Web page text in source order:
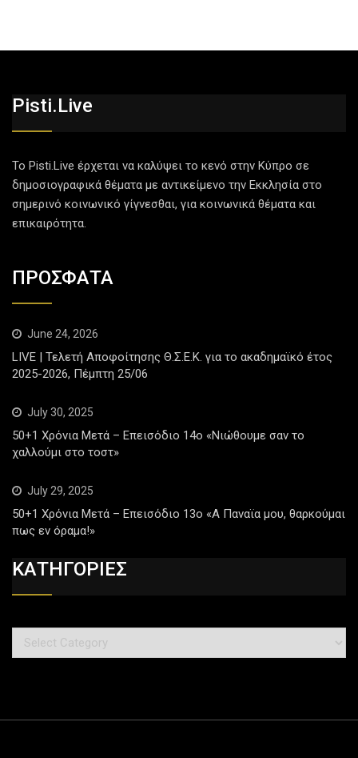
Pisti.live
Το Pisti.Live έρχεται να καλύψει το κενό στην Κύπρο σε
δημοσιογραφικά θέματα με αντικείμενο την Εκκλησία στο
σημερινό κοινωνικό γίγνεσθαι, για κοινωνικά θέματα και
επικαιρότητα.
ΠΡΟΣΦΑΤΑ
June 24, 2026
LIVE | Τελετή Αποφοίτησης Θ.Σ.Ε.Κ. για το ακαδημαϊκό έτος
2025-2026, Πέμπτη 25/06
July 30, 2025
50+1 Χρόνια Μετά – Επεισόδιο 14ο «Νιώθουμε σαν το
χαλλούμι στο τοστ»
July 29, 2025
50+1 Χρόνια Μετά – Επεισόδιο 13ο «Α Παναϊα μου, θαρκούμαι
πως εν όραμα!»
ΚΑΤΗΓΟΡΙΕΣ